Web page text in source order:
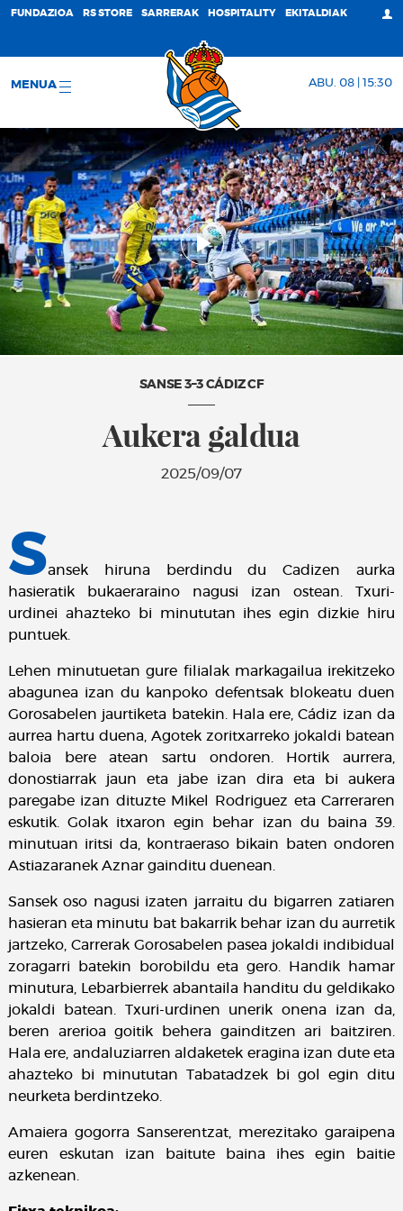
FUNDAZIOA RS STORE SARRERAK HOSPITALITY EKITALDIAK
MENUA ABU. 08 | 15:30
SANSE 3–3 CÁDIZ CF
Aukera galdua
2025/09/07
Sansek hiruna berdindu du Cadizen aurka
hasieratik bukaeraraino nagusi izan ostean. Txuri-
urdinei ahazteko bi minututan ihes egin dizkie hiru
puntuek.
Lehen minutuetan gure filialak markagailua irekitzeko
abagunea izan du kanpoko defentsak blokeatu duen
Gorosabelen jaurtiketa batekin. Hala ere, Cádiz izan da
aurrea hartu duena, Agotek zoritxarreko jokaldi batean
baloia bere atean sartu ondoren. Hortik aurrera,
donostiarrak jaun eta jabe izan dira eta bi aukera
paregabe izan dituzte Mikel Rodriguez eta Carreraren
eskutik. Golak itxaron egin behar izan du baina 39.
minutuan iritsi da, kontraeraso bikain baten ondoren
Astiazaranek Aznar gainditu duenean.
Sansek oso nagusi izaten jarraitu du bigarren zatiaren
hasieran eta minutu bat bakarrik behar izan du aurretik
jartzeko, Carrerak Gorosabelen pasea jokaldi indibidual
zoragarri batekin borobildu eta gero. Handik hamar
minutura, Lebarbierrek abantaila handitu du geldikako
jokaldi batean. Txuri-urdinen unerik onena izan da,
beren arerioa goitik behera gainditzen ari baitziren.
Hala ere, andaluziarren aldaketek eragina izan dute eta
ahazteko bi minututan Tabatadzek bi gol egin ditu
neurketa berdintzeko.
Amaiera gogorra Sanserentzat, merezitako garaipena
euren eskutan izan baitute baina ihes egin baitie
azkenean.